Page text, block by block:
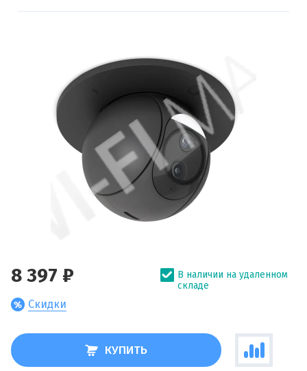
8 397 ₽
Скидки
В наличии на удаленном
складе
КУПИТЬ